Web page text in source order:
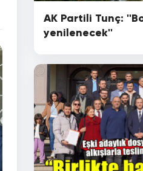
AK Partili Tunç:
yenilenecek''